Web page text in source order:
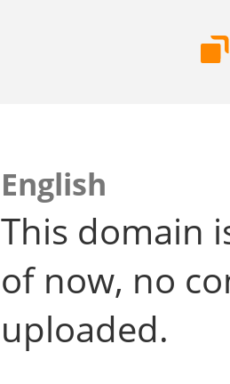
English
This domain
of now, no
uploaded.